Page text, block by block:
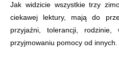
Jak widzicie wszystkie trzy
ciekawej lektury, mają do
przyjaźni, tolerancji, rodzinie,
przyjmowaniu pomocy od